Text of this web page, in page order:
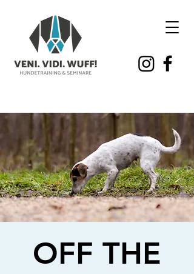
OFF THE